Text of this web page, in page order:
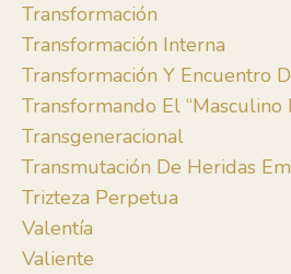
Transformación
Transformación Interna
Transformación Y Encuentro
Transformando El “masculino
Transgeneracional
Transmutación De Heridas
Trizteza Perpetua
Valentía
Valiente